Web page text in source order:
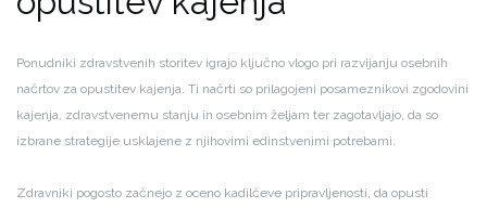
Ponudniki zdravstvenih storitev igrajo ključno vlogo pri razvijanju osebnih
načrtov za opustitev kajenja. Ti načrti so prilagojeni posameznikovi zgodovini
kajenja, zdravstvenemu stanju in osebnim željam ter zagotavljajo, da so
izbrane strategije usklajene z njihovimi edinstvenimi potrebami.
Zdravniki pogosto začnejo z oceno kadilčeve pripravljenosti, da opusti